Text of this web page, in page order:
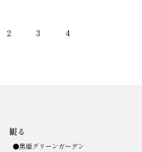
2 3 4
観る
黒姫グリーンガーデン